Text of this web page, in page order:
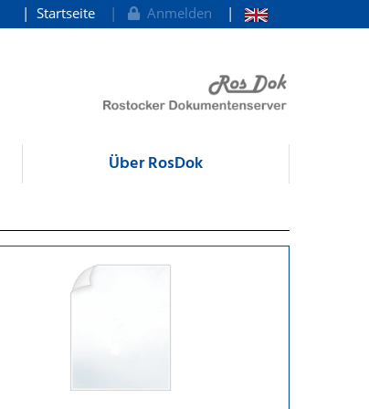
Startseite Anmelden
Über RosDok